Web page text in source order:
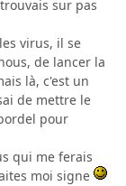
sur pas
virus, il se
de lancer la
là, c'est un
de mettre le
pour
qui me ferais
moi signe